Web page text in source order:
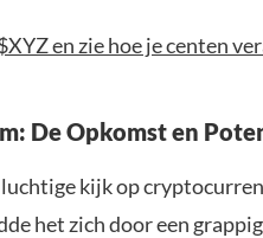
en zie hoe je centen
De Opkomst en
kijk op
het zich door een